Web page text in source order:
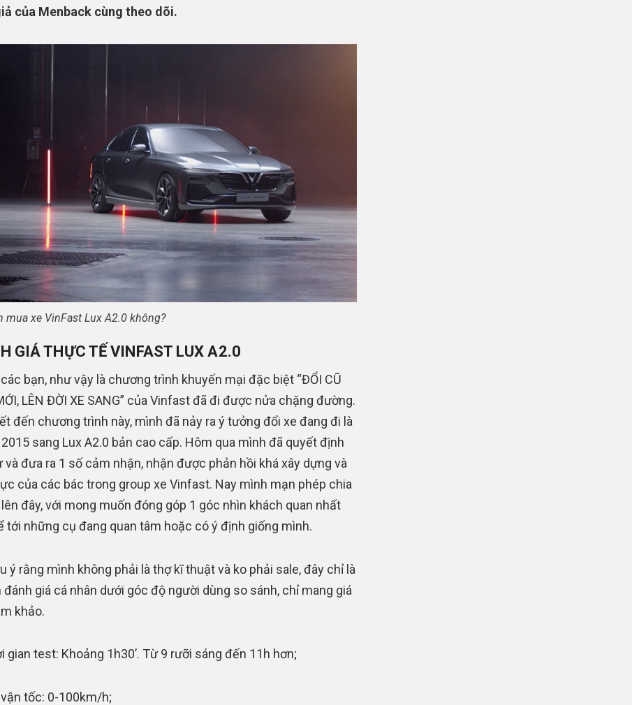
của Menback cùng theo dõi.
mua xe VinFast Lux A2.0 không?
GIÁ THỰC TẾ VINFAST LUX A2.0
bạn, như vậy là chương trình khuyến mại đặc biệt “ĐỔI CŨ
LÊN ĐỜI XE SANG” của Vinfast đã đi được nửa chặng đường.
đến chương trình này, mình đã nảy ra ý tưởng đổi xe đang đi là
sang Lux A2.0 bản cao cấp. Hôm qua mình đã quyết định
và đưa ra 1 số cảm nhận, nhận được phản hồi khá xây dựng và
của các bác trong group xe Vinfast. Nay mình mạn phép chia
đây, với mong muốn đóng góp 1 góc nhìn khách quan nhất
tới những cụ đang quan tâm hoặc có ý định giống mình.
ý rằng mình không phải là thợ kĩ thuật và ko phải sale, đây chỉ là
đánh giá cá nhân dưới góc độ người dùng so sánh, chỉ mang giá
khảo.
gian test: Khoảng 1h30’. Từ 9 rưỡi sáng đến 11h hơn;
tốc: 0-100km/h;